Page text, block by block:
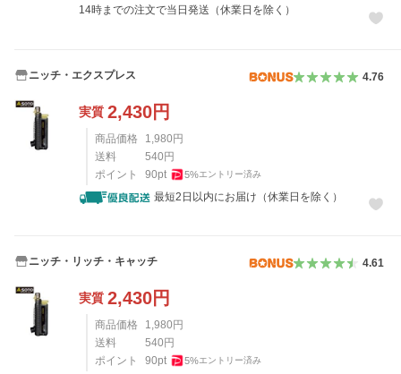
14時までの注文で当日発送（休業日を除く）
ニッチ・エクスプレス 4.76
実質 2,430円
商品価格 1,980 円
送料
540 円
ポイント
90pt 5%エントリー済み
最短2日以内にお届け（休業日を除く）
ニッチ・リッチ・キャッチ 4.61
実質 2,430円
商品価格 1,980 円
送料
540 円
ポイント
90pt 5%エントリー済み